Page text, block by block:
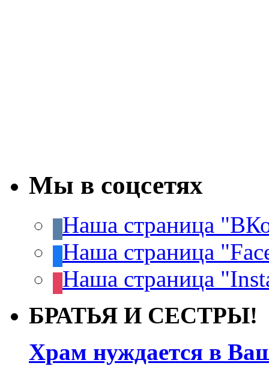
Мы в соцсетях
Наша страница
Наша страница
Наша страница
БРАТЬЯ И СЕСТРЫ!
Храм нуждается в